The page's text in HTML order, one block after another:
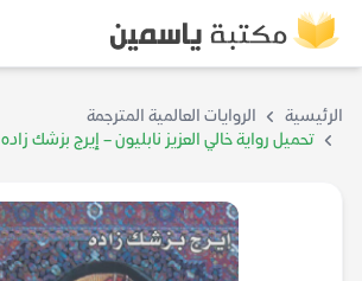
الرئيسية
الروايات العالمية المترجمة
تحميل رواية خالي العزيز نابليون – إيرج بزشك زاده